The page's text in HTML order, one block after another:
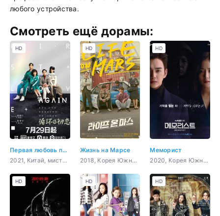
любого устройства.
Смотреть ещё дорамы:
Первая любовь по новой
2021, Китай, мистика, романтика, молодость, фэнтези
HD
Жизнь на Марсе
2018, Корея Южная, боевик, мистика, психология, комедия
HD
Меморист
2020, Корея Южная, боевик, триллер, мистика, сверхъестественное
HD
HD HD HD